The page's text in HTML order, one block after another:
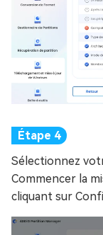
Sélectionnez
Commencer la
cliquant sur